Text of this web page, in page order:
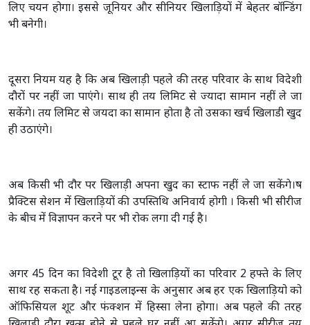
लिए चयन होगा। इससे जूनियर और सीनियर खिलाड़ियों में बेहतर बॉन्डिंग
भी बनेगी।
दूसरा नियम यह है कि अब खिलाड़ी पहले की तरह परिवार के साथ विदेशी
दौरों पर नहीं जा पाएंगे। साथ ही तय लिमिट से ज्यादा सामान नहीं ले जा
सकेंगे। तय लिमिट से जयदा का सामान होता है तो उसका खर्च खिलाडी खुद
ही उठाएंगे।
अब किसी भी दौर पर खिलाड़ी अपना खुद का स्टाफ नहीं ले जा सकेंगे।ष
प्रैक्टिस सेशन में खिलाड़ियों की उपस्तिथि अनिवार्य होगी । किसी भी सीरीज
के बीच में विज्ञापन करने पर भी रोक लगा दी गई है।
अगर 45 दिन का विदेशी टूर है तो खिलाड़ियों का परिवार 2 हफ्ते के लिए
साथ रह सकता है। नई गाइडलाइन्स के अनुसार अब हर एक खिलाड़ियो को
ऑफिसियल शूट और फंक्शन में हिस्सा लेना होगा। अब पहले की तरह